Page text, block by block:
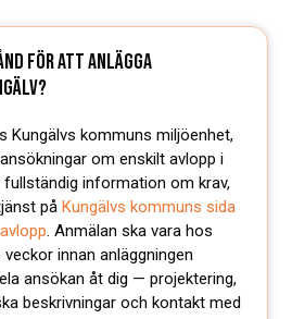
FÖR ATT ANLÄGGA
Kungälvs kommuns miljöenhet,
om enskilt avlopp i
fullständig information om krav,
på Kungälvs kommuns sida
. Anmälan ska vara hos
innan anläggningen
ansökan åt dig — projektering,
beskrivningar och kontakt med